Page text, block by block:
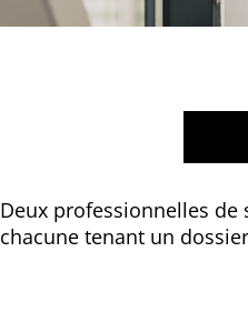
Deux professionnelles de
chacune tenant un